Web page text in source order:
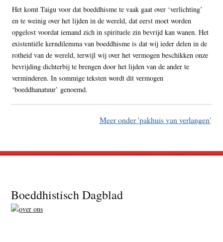
Het komt Taigu voor dat boeddhisme te vaak gaat over ‘verlichting’
en te weinig over het lijden in de wereld, dat eerst moet worden
opgelost voordat iemand zich in spirituele zin bevrijd kan wanen. Het
existentiële kerndilemma van boeddhisme is dat wij ieder delen in de
rotheid van de wereld, terwijl wij over het vermogen beschikken onze
bevrijding dichterbij te brengen door het lijden van de ander te
verminderen. In sommige teksten wordt dit vermogen
‘boeddhanatuur’ genoemd.
Meer onder 'pakhuis van verlangen'
Footer
Boeddhistisch Dagblad